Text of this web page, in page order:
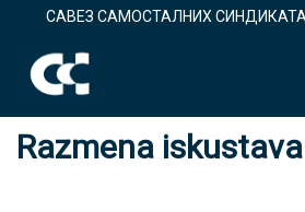
САВЕЗ САМОСТАЛНИХ
Razmena iskustava